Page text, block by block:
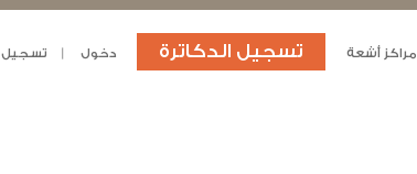
مراكز أشعة تسجيل الدكاترة دخول تسجيل